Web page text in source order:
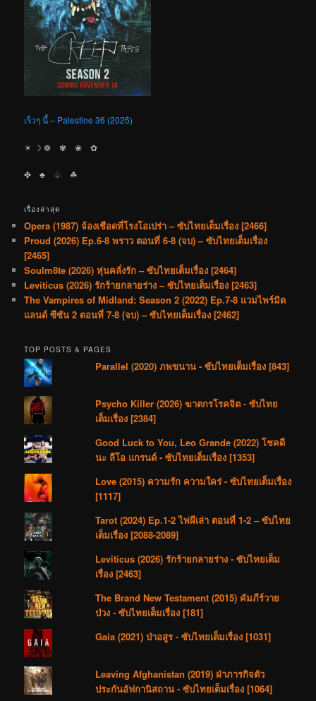
เร็วๆ นี้ – Palestine 36 (2025)
☀︎ ☽ ❁ ✾ ❀ ✿
✤ ♣︎ ♧ ☘︎
เรื่องล่าสุด
Opera (1987) จ้องเชือดที่โรงโอเปร่า – ซับไทยเต็มเรื่อง [2466]
Proud (2026) Ep.6-8 พราว ตอนที่ 6-8 (จบ) – ซับไทยเต็มเรื่อง
[2465]
Soulm8te (2026) หุ่นคลั่งรัก – ซับไทยเต็มเรื่อง [2464]
Leviticus (2026) รักร้ายกลายร่าง – ซับไทยเต็มเรื่อง [2463]
The Vampires of Midland: Season 2 (2022) Ep.7-8 แวมไพร์มิด
แลนด์ ซีซัน 2 ตอนที่ 7-8 (จบ) – ซับไทยเต็มเรื่อง [2462]
TOP POSTS & PAGES
Parallel (2020) ภพขนาน - ซับไทยเต็มเรื่อง [843]
Psycho Killer (2026) ฆาตกรโรคจิต - ซับไทย
เต็มเรื่อง [2384]
Good Luck to You, Leo Grande (2022) โชคดี
นะ ลีโอ แกรนด์ - ซับไทยเต็มเรื่อง [1353]
Love (2015) ความรัก ความใคร่ - ซับไทยเต็มเรื่อง
[1117]
Tarot (2024) Ep.1-2 ไพ่ผีเล่า ตอนที่ 1-2 – ซับไทย
เต็มเรื่อง [2088-2089]
Leviticus (2026) รักร้ายกลายร่าง - ซับไทยเต็ม
เรื่อง [2463]
The Brand New Testament (2015) คัมภีร์วาย
ป่วง - ซับไทยเต็มเรื่อง [181]
Gaia (2021) ป่าอสูร - ซับไทยเต็มเรื่อง [1031]
Leaving Afghanistan (2019) ฝ่าภารกิจตัว
ประกันอัฟกานิสถาน - ซับไทยเต็มเรื่อง [1064]